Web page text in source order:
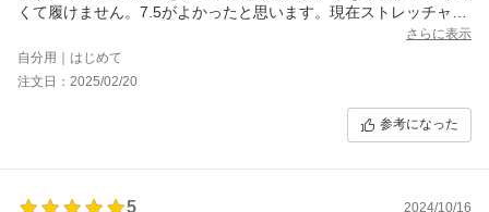
くて履けません。7.5がよかったと思います。現在ストレッチャー
にて伸ばし中です。靴自体はとても格好よく、満足しています。
出荷もはやくたすかりました！あぁ履けるようになりたい。
さらに表示
自分用｜はじめて
注文日：2025/02/20
参考になった
5
2024/10/16